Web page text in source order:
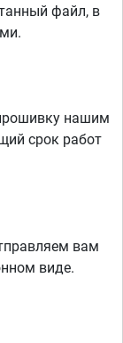
файл, в
нашим
срок работ
вам
виде.